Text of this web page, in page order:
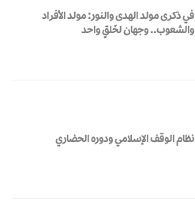
في ذكرى مولد الهدى والنور: مولد الأفراد
والشعوب.. وجهان لخَلقٍ واحد
نظام الوقف الإسلامي ودوره الحضاري